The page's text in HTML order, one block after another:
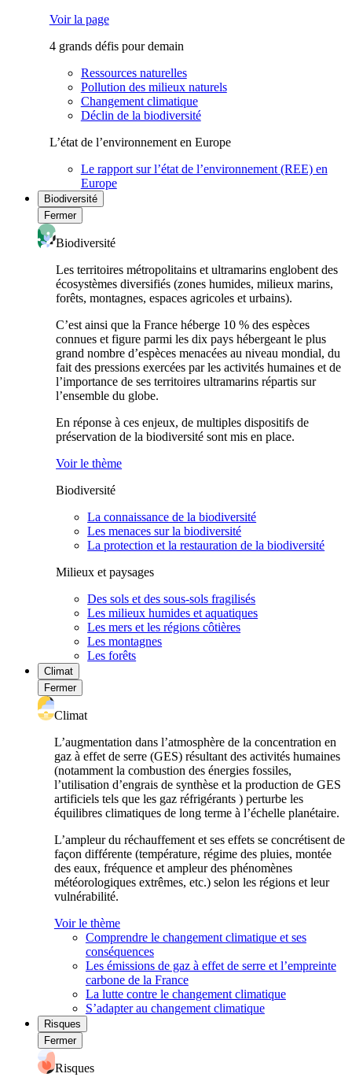
Voir la page
4 grands défis pour demain
Ressources naturelles
Pollution des milieux naturels
Changement climatique
Déclin de la biodiversité
L’état de l’environnement en Europe
Le rapport sur l’état de l’environnement (REE) en
Europe
Biodiversité
Fermer
Biodiversité
Les territoires métropolitains et ultramarins englobent des
écosystèmes diversifiés (zones humides, milieux marins,
forêts, montagnes, espaces agricoles et urbains).
C’est ainsi que la France héberge 10 % des espèces
connues et figure parmi les dix pays hébergeant le plus
grand nombre d’espèces menacées au niveau mondial, du
fait des pressions exercées par les activités humaines et de
l’importance de ses territoires ultramarins répartis sur
l’ensemble du globe.
En réponse à ces enjeux, de multiples dispositifs de
préservation de la biodiversité sont mis en place.
Voir le thème
Biodiversité
La connaissance de la biodiversité
Les menaces sur la biodiversité
La protection et la restauration de la biodiversité
Milieux et paysages
Des sols et des sous-sols fragilisés
Les milieux humides et aquatiques
Les mers et les régions côtières
Les montagnes
Les forêts
Climat
Fermer
Climat
L’augmentation dans l’atmosphère de la concentration en
gaz à effet de serre (GES) résultant des activités humaines
(notamment la combustion des énergies fossiles,
l’utilisation d’engrais de synthèse et la production de GES
artificiels tels que les gaz réfrigérants ) perturbe les
équilibres climatiques de long terme à l’échelle planétaire.
L’ampleur du réchauffement et ses effets se concrétisent de
façon différente (température, régime des pluies, montée
des eaux, fréquence et ampleur des phénomènes
météorologiques extrêmes, etc.) selon les régions et leur
vulnérabilité.
Voir le thème
Comprendre le changement climatique et ses
conséquences
Les émissions de gaz à effet de serre et l’empreinte
carbone de la France
La lutte contre le changement climatique
S’adapter au changement climatique
Risques
Fermer
Risques